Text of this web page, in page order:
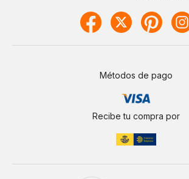
Métodos de pago
Recibe tu compra por